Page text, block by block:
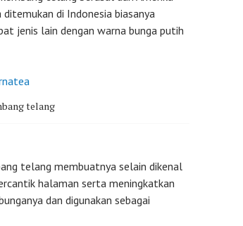
di Indonesia biasanya
jenis lain dengan warna bunga putih
telang
telang membuatnya selain dikenal
halaman serta meningkatkan
dan digunakan sebagai